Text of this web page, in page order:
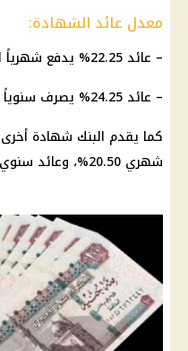
معدل عائد الشهادة:
– عائد
– عائد
كما يقدم البنك شهادة
شهري 20.50%، وعائد سنوي 22%.